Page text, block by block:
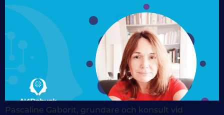
Pascaline Gaborit, grundare och konsult vid